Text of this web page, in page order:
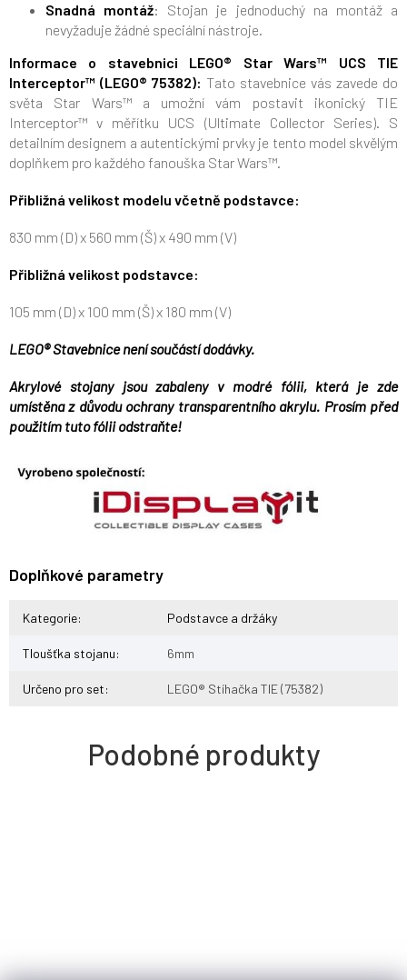
Snadná montáž: Stojan je jednoduchý na montáž a
nevyžaduje žádné speciální nástroje.
Informace o stavebnici LEGO® Star Wars™ UCS TIE
Interceptor™ (LEGO® 75382): Tato stavebnice vás zavede do
světa Star Wars™ a umožní vám postavit ikonický TIE
Interceptor™ v měřítku UCS (Ultimate Collector Series). S
detailním designem a autentickými prvky je tento model skvělým
doplňkem pro každého fanouška Star Wars™.
Přibližná velikost modelu včetně podstavce:
830 mm (D) x 560 mm (Š) x 490 mm (V)
Přibližná velikost podstavce:
105 mm (D) x 100 mm (Š) x 180 mm (V)
LEGO® Stavebnice není součástí dodávky.
Akrylové stojany jsou zabaleny v modré fólii, která je zde
umístěna z důvodu ochrany transparentního akrylu. Prosím před
použitím tuto fólii odstraňte!
Doplňkové parametry
Kategorie: Podstavce a držáky
Tloušťka stojanu: 6mm
Určeno pro set: LEGO® Stíhačka TIE (75382)